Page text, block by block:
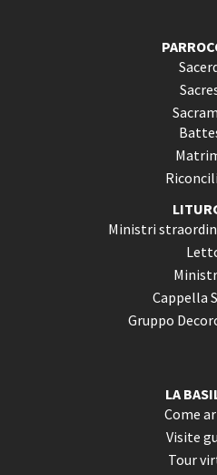
Ministri
Cappella
Gruppo
LA
Come
Visite
Tour